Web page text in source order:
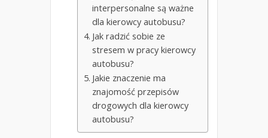
interpersonalne są ważne
dla kierowcy autobusu?
Jak radzić sobie ze
stresem w pracy kierowcy
autobusu?
Jakie znaczenie ma
znajomość przepisów
drogowych dla kierowcy
autobusu?